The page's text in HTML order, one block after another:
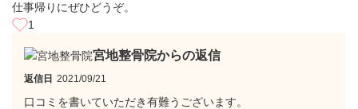
仕事帰りにぜひどうぞ。
1
宮地整骨院からの返信
返信日 2021/09/21
口コミを書いていただき有難うございます。